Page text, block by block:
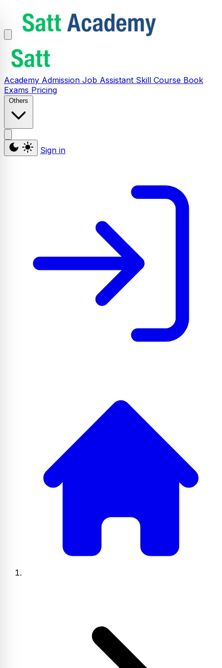
Academy Admission Job Assistant Skill Course Book
Exams Pricing
Others
Sign in